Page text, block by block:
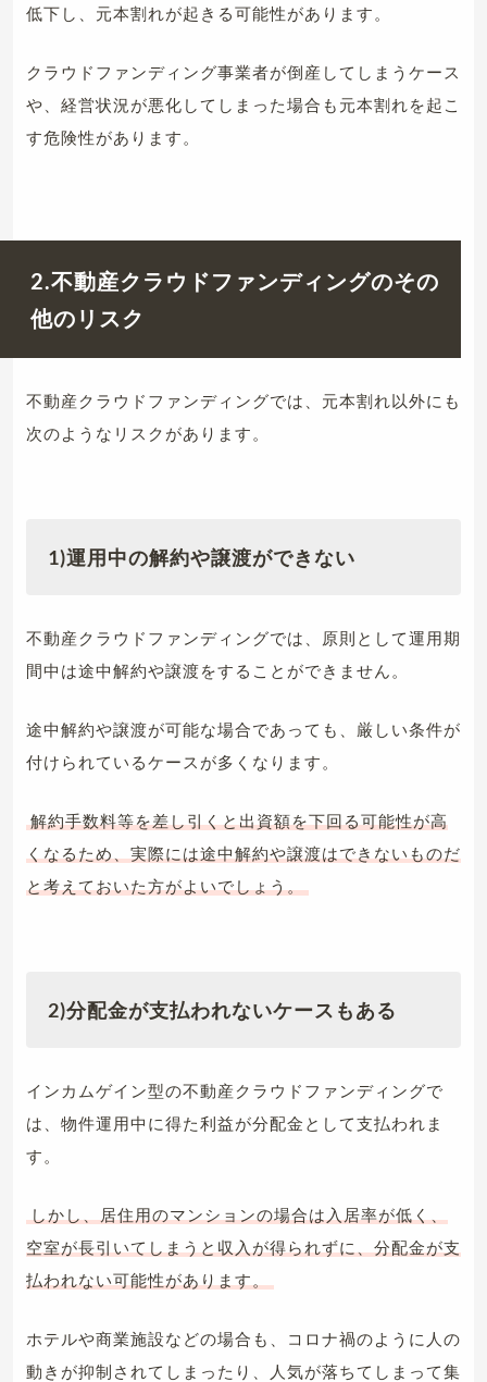
低下し、元本割れが起きる可能性があります。
クラウドファンディング事業者が倒産してしまうケース
や、経営状況が悪化してしまった場合も元本割れを起こ
す危険性があります。
2.不動産クラウドファンディングのその
他のリスク
不動産クラウドファンディングでは、元本割れ以外にも
次のようなリスクがあります。
1)運用中の解約や譲渡ができない
不動産クラウドファンディングでは、原則として運用期
間中は途中解約や譲渡をすることができません。
途中解約や譲渡が可能な場合であっても、厳しい条件が
付けられているケースが多くなります。
解約手数料等を差し引くと出資額を下回る可能性が高
くなるため、実際には途中解約や譲渡はできないものだ
と考えておいた方がよいでしょう。
2)分配金が支払われないケースもある
インカムゲイン型の不動産クラウドファンディングで
は、物件運用中に得た利益が分配金として支払われま
す。
しかし、居住用のマンションの場合は入居率が低く、
空室が長引いてしまうと収入が得られずに、分配金が支
払われない可能性があります。
ホテルや商業施設などの場合も、コロナ禍のように人の
動きが抑制されてしまったり、人気が落ちてしまって集